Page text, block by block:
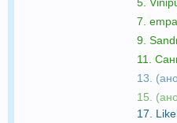
7.
9.
11.
13.
15.
17.